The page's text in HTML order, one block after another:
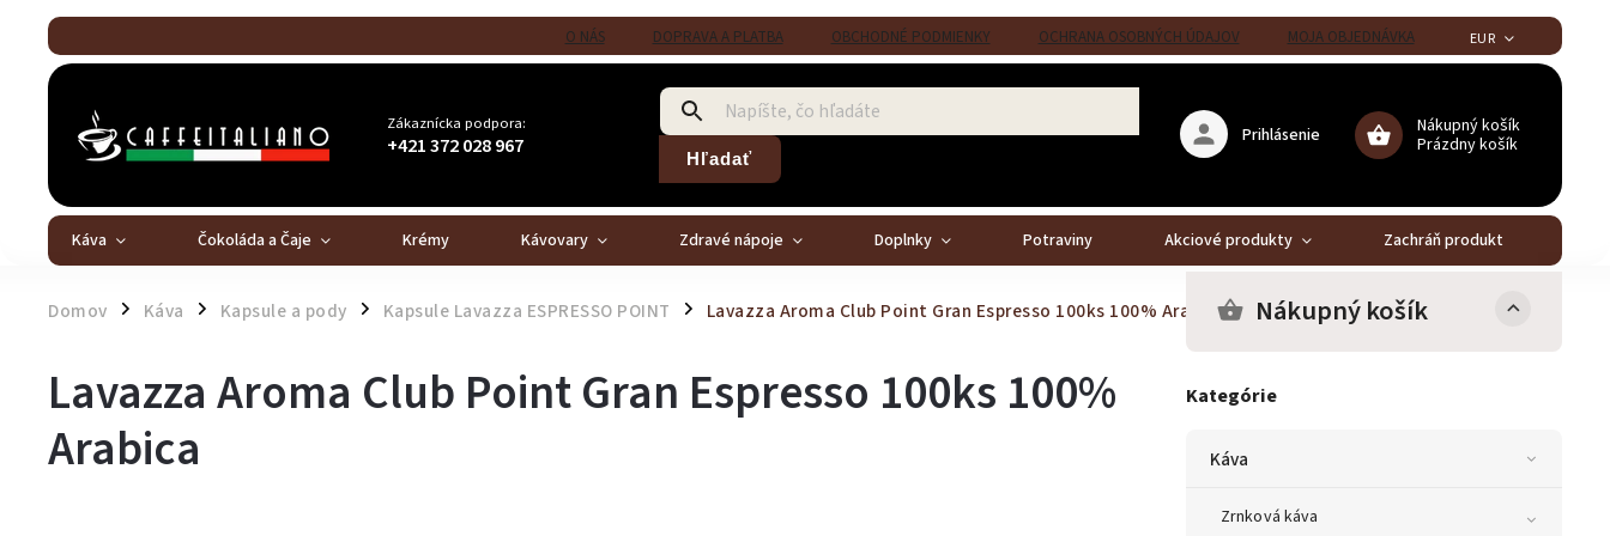
O NÁS DOPRAVA A PLATBA OBCHODNÉ PODMIENKY OCHRANA OSOBNÝCH ÚDAJOV MOJA OBJEDNÁVKA EUR
Zákaznícka podpora:
+421 372 028 967 Hľadať
Nákupný košík
Prázdny košík
Prihlásenie
Káva Čokoláda a Čaje Krémy Kávovary Zdravé nápoje Doplnky Potraviny Akciové produkty Zachráň produkt
Domov / Káva / Kapsule a pody / Kapsule Lavazza ESPRESSO POINT / Lavazza Aroma Club Point Gran Espresso 100ks 100% Arabica Nákupný košík
Kategórie
Káva
Zrnková káva
Lavazza Aroma Club Point Gran Espresso 100ks 100%
Arabica